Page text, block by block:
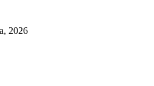
2026